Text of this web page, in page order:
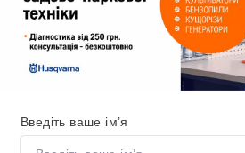
Введіть ваше ім’я